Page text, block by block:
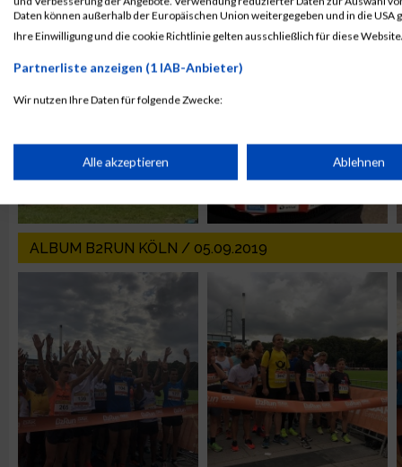
ALBUM B2RUN KÖLN / 05.09.2019
Daten können außerhalb der Europäischen Union weitergegeben und in die USA
Ihre Einwilligung und die cookie Richtlinie gelten ausschließlich für diese
Partnerliste anzeigen (1 IAB-Anbieter)
Wir nutzen Ihre Daten für folgende Zwecke:
Speichern von oder Zugriff auf Informationen auf einem
Verwendung reduzierter Daten zur Auswahl von Werbeanzeigen
Erstellung von Profilen für personalisierte Werbung
Verwendung von Profilen zur Auswahl personalisierter
Erstellung von Profilen zur Personalisierung von Inhalten
Verwendung von Profilen zur Auswahl personalisierter Inhalte
Alle akzeptieren Ablehnen